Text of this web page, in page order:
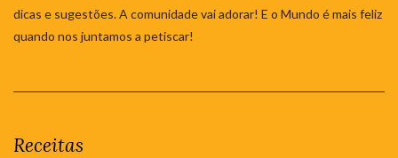
dicas e sugestões. A comunidade vai adorar! E o Mundo é mais feliz
quando nos juntamos a petiscar!
Receitas